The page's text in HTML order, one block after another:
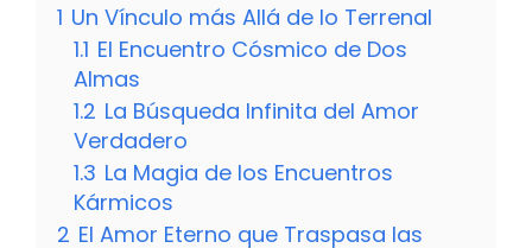
1 Un Vínculo más Allá de lo Terrenal
1.1 El Encuentro Cósmico de Dos
Almas
1.2 La Búsqueda Infinita del Amor
Verdadero
1.3 La Magia de los Encuentros
Kármicos
2 El Amor Eterno que Traspasa las